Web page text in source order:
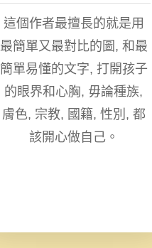
這個作者最擅長的就是用
最簡單又最對比的圖, 和最
簡單易懂的文字, 打開孩子
的眼界和心胸, 毋論種族,
膚色, 宗教, 國籍, 性別, 都
該開心做自己。